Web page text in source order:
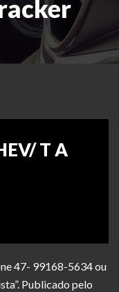
T A
47- 99168-5634 ou
Publicado pelo